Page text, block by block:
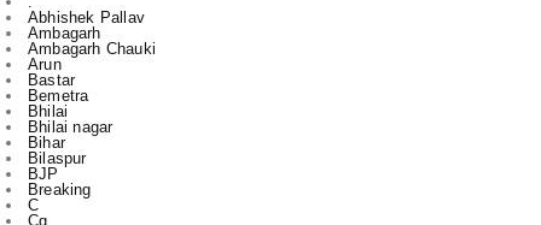
Bastar
Bemetra
Bhilai
Bhilai nagar
Bihar
Bilaspur
BJP
Breaking
C
Cg
Ch
Chhattisgarh
Chhattisgarrh
Congress